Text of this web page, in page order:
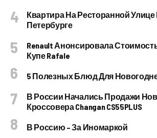
Квартира На Ресторанной Улице
Петербурге
Renault Анонсировала
Купе Rafale
5 Полезных Блюд Для
В России Начались Продажи
Кроссовера Changan CS55PLUS
В Россию – За Иномаркой